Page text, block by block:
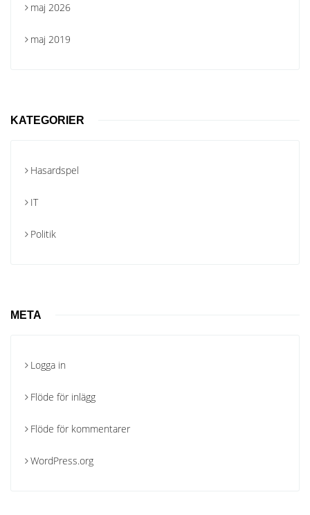
maj 2026
maj 2019
KATEGORIER
Hasardspel
IT
Politik
META
Logga in
Flöde för inlägg
Flöde för kommentarer
WordPress.org